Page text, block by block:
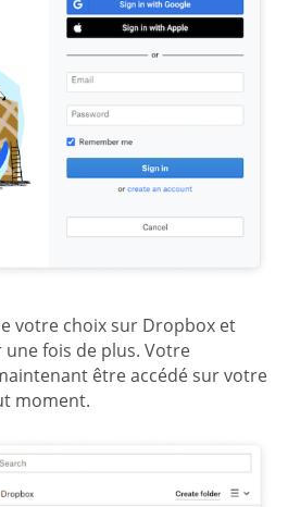
votre choix sur Dropbox et
fois de plus. Votre
être accédé sur votre
moment.